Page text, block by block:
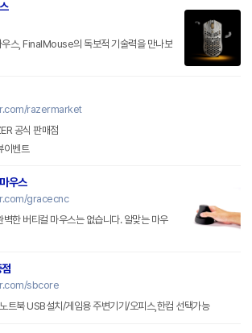
우스, FinalMouse의 독보적 기술력을 만나보
razermarket
공식 판매점
이벤트
우스
gracecnc
한 버티컬 마우스는 없습니다. 알맞는 마우
sbcore
트북 USB설치/게임용 주변기기/오피스,한컴 선택가능